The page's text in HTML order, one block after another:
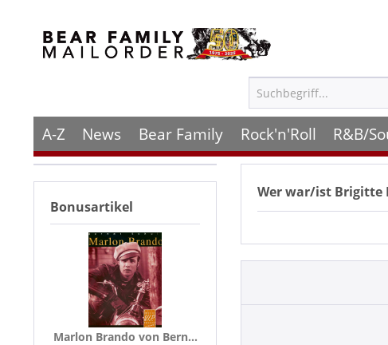
A-Z News Bear Family Rock'n'Roll R&B/
Bonusartikel
Marlon Brando von Bern...
Wer war/ist Brigitte